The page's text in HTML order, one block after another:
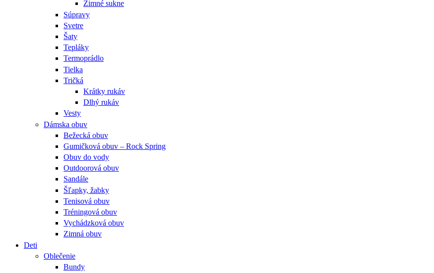
Zimné sukne
Súpravy
Svetre
Šaty
Tepláky
Termoprádlo
Tielka
Tričká
Krátky rukáv
Dlhý rukáv
Vesty
Dámska obuv
Bežecká obuv
Gumičková obuv – Rock Spring
Obuv do vody
Outdoorová obuv
Sandále
Šľapky, žabky
Tenisová obuv
Tréningová obuv
Vychádzková obuv
Zimná obuv
Deti
Oblečenie
Bundy